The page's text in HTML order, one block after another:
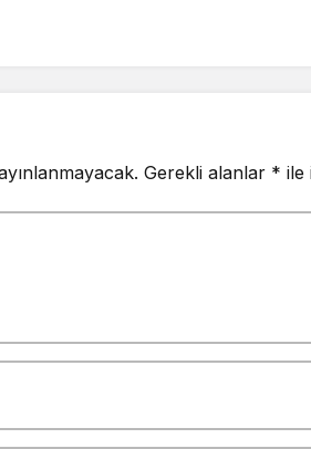
Gerekli alanlar * ile